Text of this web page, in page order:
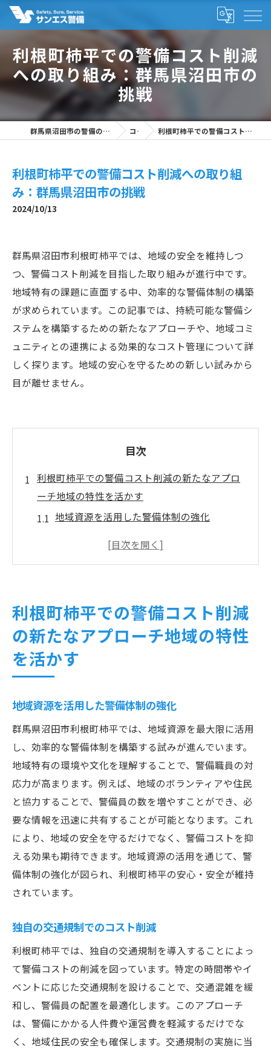
利根町柿平での警備コスト削減
への取り組み：群馬県沼田市の
挑戦
群馬県沼田市の警備の求人なら株式会社サンエス警備 コラム 利根町柿平での警備コスト削減への取り組み：群馬県沼田市の挑戦
利根町柿平での警備コスト削減への取り組
み：群馬県沼田市の挑戦
2024/10/13
群馬県沼田市利根町柿平では、地域の安全を維持しつ
つ、警備コスト削減を目指した取り組みが進行中です。
地域特有の課題に直面する中、効率的な警備体制の構築
が求められています。この記事では、持続可能な警備シ
ステムを構築するための新たなアプローチや、地域コミ
ュニティとの連携による効果的なコスト管理について詳
しく探ります。地域の安心を守るための新しい試みから
目が離せません。
目次
利根町柿平での警備コスト削減の新たなアプロ
ーチ地域の特性を活かす
地域資源を活用した警備体制の強化
独自の交通規制でのコスト削減
地域住民の参加を促す防犯パトロール
地域コミュニティと協力して警備体制を構築コ
スト削減への道
共同イベントでの警備体制強化
コミュニティ主導の自主警備活動
地域の声を反映した警備計画の策定
地域特性に応じたコスト削減の工夫
警備コスト削減を実現するための持続可能なシ
ステム
長期的視点での警備コスト管理
持続可能な警備システムの構築法
テクノロジー活用による効率化
持続可能性を考慮した警備戦略
環境に優しい警備体制の実現
利根町柿平での警備効率化地域の声を反映した
取り組み
住民の意見を警備計画に反映
地域特有のニーズに応える効率化策
警備員の役割を再定義する
利根町柿平での警備コスト削減
の新たなアプローチ地域の特性
を活かす
地域資源を活用した警備体制の強化
群馬県沼田市利根町柿平では、地域資源を最大限に活用
し、効率的な警備体制を構築する試みが進んでいます。
地域特有の環境や文化を理解することで、警備職員の対
応力が高まります。例えば、地域のボランティアや住民
と協力することで、警備員の数を増やすことができ、必
要な情報を迅速に共有することが可能となります。これ
により、地域の安全を守るだけでなく、警備コストを抑
える効果も期待できます。地域資源の活用を通じて、警
備体制の強化が図られ、利根町柿平の安心・安全が維持
されています。
独自の交通規制でのコスト削減
利根町柿平では、独自の交通規制を導入することによっ
て警備コストの削減を図っています。特定の時間帯やイ
ベントに応じた交通規制を設けることで、交通混雑を緩
和し、警備員の配置を最適化します。このアプローチ
は、警備にかかる人件費や運営費を軽減するだけでな
く、地域住民の安全も確保します。交通規制の実施に当